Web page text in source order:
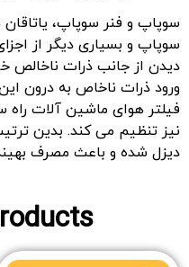
سوپاپ و فنر سوپاپ،
سوپاپ و بسیاری دیگر از
دیدن از جانب ذرات ناخالص
ورود ذرات ناخاص به درون
فیلتر هوای ماشین آلات راه
نیز تنظیم می کند. بدین
دیزل شده و باعث مصرف